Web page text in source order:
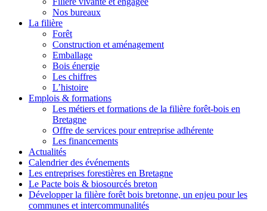
Nos bureaux
La filière
Forêt
Construction et aménagement
Emballage
Bois énergie
Les chiffres
L’histoire
Emplois & formations
Les métiers et formations de la filière forêt-bois en
Bretagne
Offre de services pour entreprise adhérente
Les financements
Actualités
Calendrier des événements
Les entreprises forestières en Bretagne
Le Pacte bois & biosourcés breton
Développer la filière forêt bois bretonne, un enjeu pour les
communes et intercommunalités